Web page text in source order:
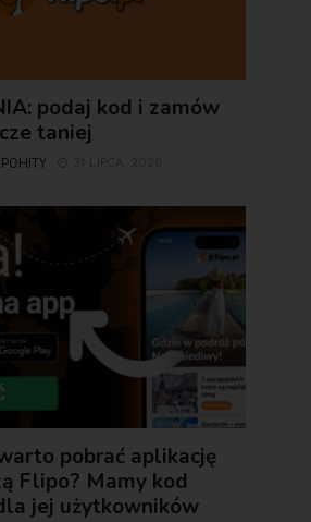
podaj kod i zamów
taniej
pobrać aplikację
Flipo? Mamy kod
jej użytkowników